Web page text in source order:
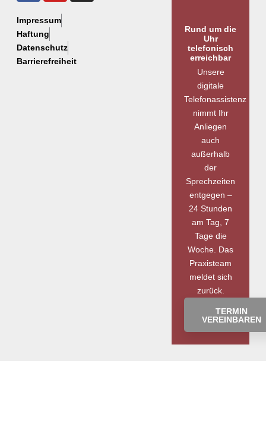
Impressum
Haftung
Datenschutz
Barrierefreiheit
Rund um die
Uhr
telefonisch
erreichbar
Unsere
digitale
Telefonassistenz
nimmt Ihr
Anliegen
auch
außerhalb
der
Sprechzeiten
entgegen –
24 Stunden
am Tag, 7
Tage die
Woche. Das
Praxisteam
meldet sich
zurück.
TERMIN
VEREINBAREN